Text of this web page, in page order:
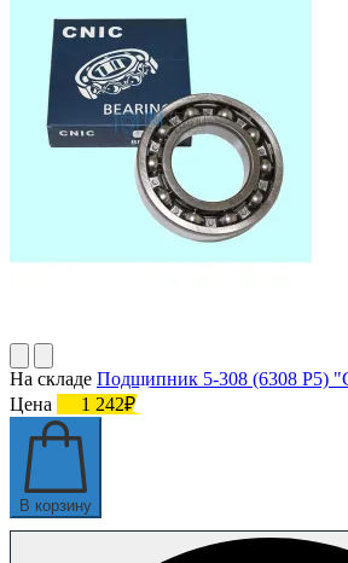
На складе Подшипник 5-308 (6308 P5)
Цена
1 242₽
В корзину